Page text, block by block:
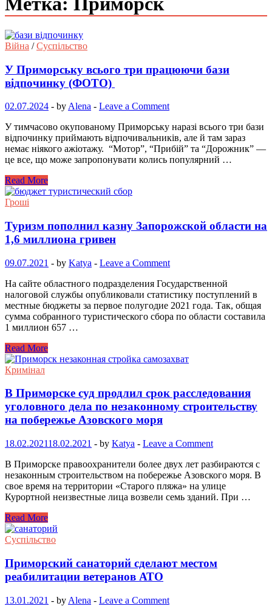
Війна /Суспільство
У Приморську всього три працюючи бази
відпочинку (ФОТО)
02.07.2024 - by Alena - Leave a Comment
У тимчасово окупованому Приморську наразі всього три бази
відпочинку приймають відпочивальників, але й там зараз
немає ніякого ажіотажу. “Мотор”, “Прибій” та “Дорожник” —
це все, що може запропонувати колись популярний …
Read More
Гроші
Туризм пополнил казну Запорожской области на
1,6 миллиона гривен
09.07.2021 - by Katya - Leave a Comment
На сайте областного подразделения Государственной
налоговой службы опубликовали статистику поступлений в
местные бюджеты за первое полугодие 2021 года. Так, общая
сумма собранного туристического сбора по области составила
1 миллион 657 …
Read More
Кримінал
В Приморске суд продлил срок расследования
уголовного дела по незаконному строительству
на побережье Азовского моря
18.02.202118.02.2021 - by Katya - Leave a Comment
В Приморске правоохранители более двух лет разбираются с
незаконным строительством на побережье Азовского моря. В
свое время на территории «Старого пляжа» на улице
Курортной неизвестные лица возвели семь зданий. При …
Read More
Суспільство
Приморский санаторий сделают местом
реабилитации ветеранов АТО
13.01.2021 - by Alena - Leave a Comment